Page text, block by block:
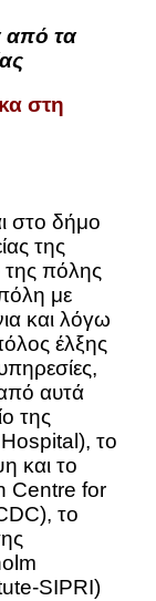
από τα
στη
στο δήμο
της
της πόλης
με
και λόγω
έλξης
αυτά
της
το
και το
Centre for
το
SIPRI)